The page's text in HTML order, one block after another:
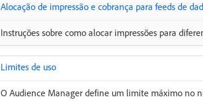
Alocação de impressão e cobrança para feeds de
Instruções sobre como alocar impressões para
Limites de uso
O Audience Manager define um limite máximo no